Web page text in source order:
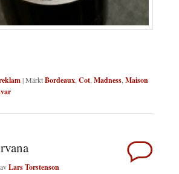
|MärktBordeaux,Cot,Madness,Maison
avLars Torstenson